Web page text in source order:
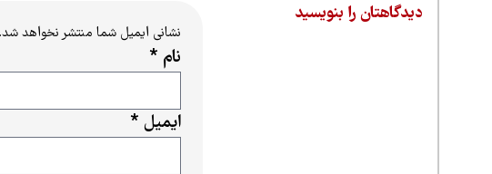
دیدگاهتان را بنویسید
نشانی ایمیل شما منتشر نخواهد شد.
نام *
ایمیل *